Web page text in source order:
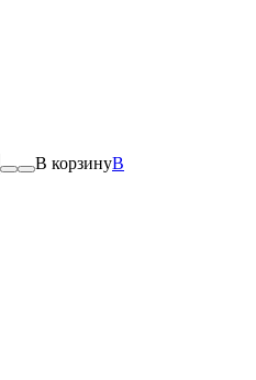
В корзинуВ